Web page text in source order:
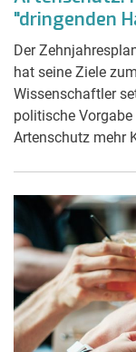
"dringenden
Der
hat seine Ziele
Wissenschaftler
politische
Artenschutz mehr